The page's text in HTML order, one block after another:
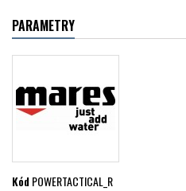
PARAMETRY
KódPOWERTACTICAL_R